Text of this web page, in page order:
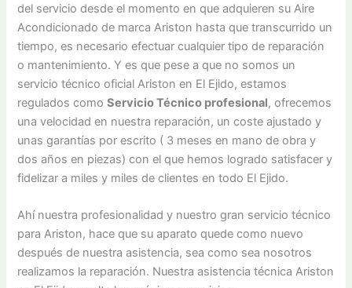
del servicio desde el momento en que adquieren su Aire
Acondicionado de marca Ariston hasta que transcurrido un
tiempo, es necesario efectuar cualquier tipo de reparación
o mantenimiento. Y es que pese a que no somos un
servicio técnico oficial Ariston en El Ejido, estamos
regulados comoServicio Técnico profesional, ofrecemos
una velocidad en nuestra reparación, un coste ajustado y
unas garantías por escrito ( 3 meses en mano de obra y
dos años en piezas) con el que hemos logrado satisfacer y
fidelizar a miles y miles de clientes en todo El Ejido.
Ahí nuestra profesionalidad y nuestro gran servicio técnico
para Ariston, hace que su aparato quede como nuevo
después de nuestra asistencia, sea como sea nosotros
realizamos la reparación. Nuestra asistencia técnica Ariston